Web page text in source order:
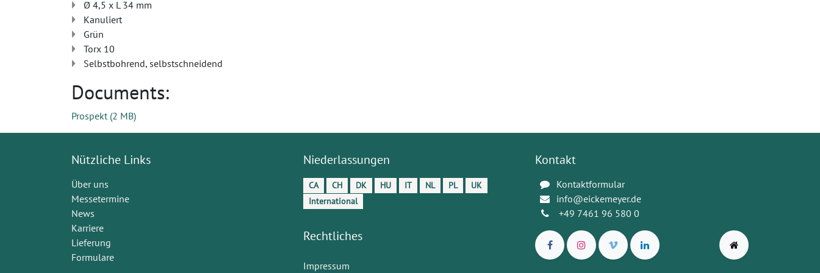
Ø 4,5 x L 34 mm
Kanuliert
Grün
Torx 10
Selbstbohrend, selbstschneidend
Documents:
Prospekt(2 MB)
Nützliche Links
Über uns
Messetermine
News
Karriere
Lieferung
Formulare
Niederlassungen
CA CH DK HU IT NL PL
UK
International
Rechtliches
Impressum
Kontakt
Kontaktformular
info@eickemeyer.de
+49 7461 96 580 0